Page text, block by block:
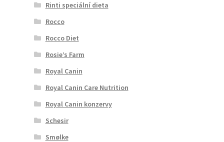
Rinti speciální dieta
Rocco
Rocco Diet
Rosie’s Farm
Royal Canin
Royal Canin Care Nutrition
Royal Canin konzervy
Schesir
Smølke